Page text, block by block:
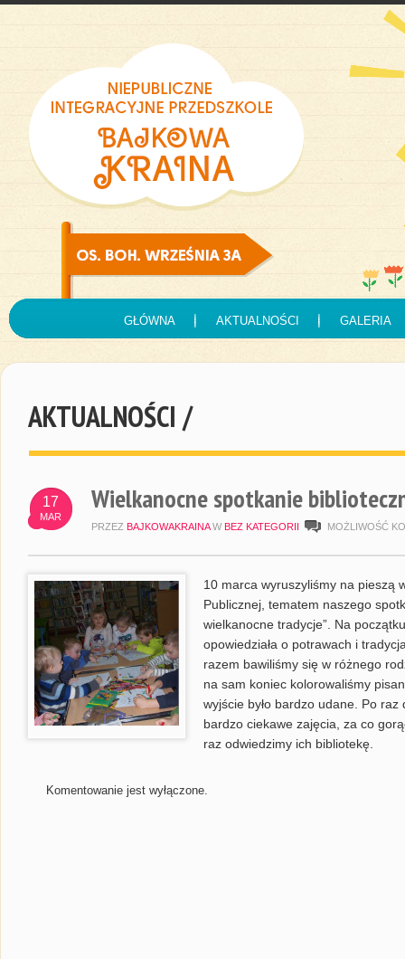
GŁÓWNA AKTUALNOŚCI GALERIA
AKTUALNOŚCI /
17
MAR
Wielkanocne spotkanie
PRZEZ BAJKOWAKRAINA W BEZ KATEGORII MOŻLIWOŚĆ
10 marca wyruszyliśmy na pieszą
Publicznej, tematem naszego
wielkanocne tradycje”. Na
opowiedziała o potrawach i
razem bawiliśmy się w różnego
na sam koniec kolorowaliśmy
wyjście było bardzo udane. Po
bardzo ciekawe zajęcia, za co
raz odwiedzimy ich bibliotekę.
Komentowanie jest wyłączone.